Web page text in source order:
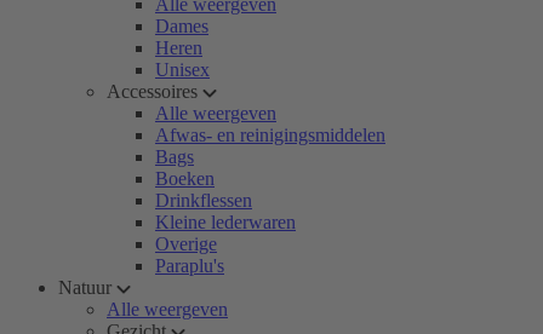
Alle weergeven
Dames
Heren
Unisex
Accessoires
Alle weergeven
Afwas- en reinigingsmiddelen
Bags
Boeken
Drinkflessen
Kleine lederwaren
Overige
Paraplu's
Natuur
Alle weergeven